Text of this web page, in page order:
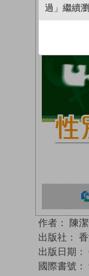
作者： 陳
出版社：
出版日期：
國際書號：
過」繼續瀏